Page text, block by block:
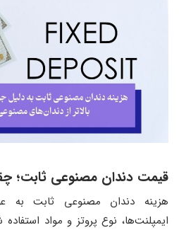
قیمت دندان مصنوعی ثابت؛
هزینه دندان مصنوعی ثابت به
ایمپلنت‌ها، نوع پروتز و مواد